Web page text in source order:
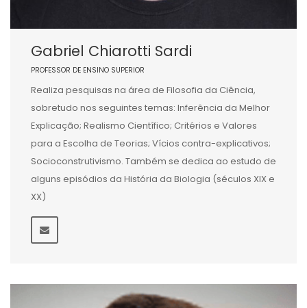
Gabriel Chiarotti Sardi
PROFESSOR DE ENSINO SUPERIOR
Realiza pesquisas na área de Filosofia da Ciência,
sobretudo nos seguintes temas: Inferência da Melhor
Explicação; Realismo Científico; Critérios e Valores
para a Escolha de Teorias; Vícios contra-explicativos;
Socioconstrutivismo. Também se dedica ao estudo de
alguns episódios da História da Biologia (séculos XIX e
XX)